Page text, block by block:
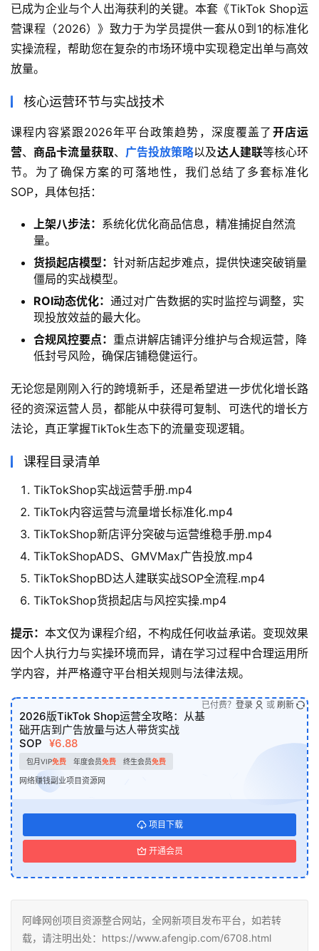
已成为企业与个人出海获利的关键。本套《TikTok Shop运
营课程（2026）》致力于为学员提供一套从0到1的标准化
实操流程，帮助您在复杂的市场环境中实现稳定出单与高效
放量。
核心运营环节与实战技术
课程内容紧跟2026年平台政策趋势，深度覆盖了 开店运
营、商品卡流量获取、 广告投放策略以及达人建联等核心环
节。为了确保方案的可落地性，我们总结了多套标准化
SOP，具体包括：
上架八步法： 系统化优化商品信息，精准捕捉自然流
量。
货损起店模型： 针对新店起步难点，提供快速突破销量
僵局的实战模型。
ROI动态优化： 通过对广告数据的实时监控与调整，实
现投放效益的最大化。
合规风控要点： 重点讲解店铺评分维护与合规运营，降
低封号风险，确保店铺稳健运行。
无论您是刚刚入行的跨境新手，还是希望进一步优化增长路
径的资深运营人员，都能从中获得可复制、可迭代的增长方
法论，真正掌握TikTok生态下的流量变现逻辑。
课程目录清单
TikTokShop实战运营手册.mp4
TikTok内容运营与流量增长标准化.mp4
TikTokShop新店评分突破与运营维稳手册.mp4
TikTokShopADS、GMVMax广告投放.mp4
TikTokShopBD达人建联实战SOP全流程.mp4
TikTokShop货损起店与风控实操.mp4
提示：本文仅为课程介绍，不构成任何收益承诺。变现效果
因个人执行力与实操环境而异，请在学习过程中合理运用所
学内容，并严格遵守平台相关规则与法律法规。
2026版TikTok Shop运营全攻略：从基
础开店到广告放量与达人带货实战
SOP ¥6.88
包月VIP免费 年度会员免费 终生会员免费
网络赚钱副业项目资源网
项目下载
开通会员
已付费？ 登录 或 刷新
阿峰网创项目资源整合网站，全网新项目发布平台，如若转
载，请注明出处：https://www.afengip.com/6708.html